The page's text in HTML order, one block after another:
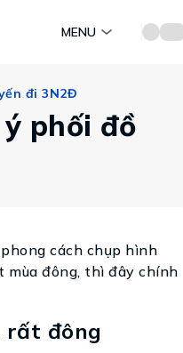
MENU
đi 3N2Đ
phối đồ
cách chụp hình
mùa đông, thì đây chính
rất đông